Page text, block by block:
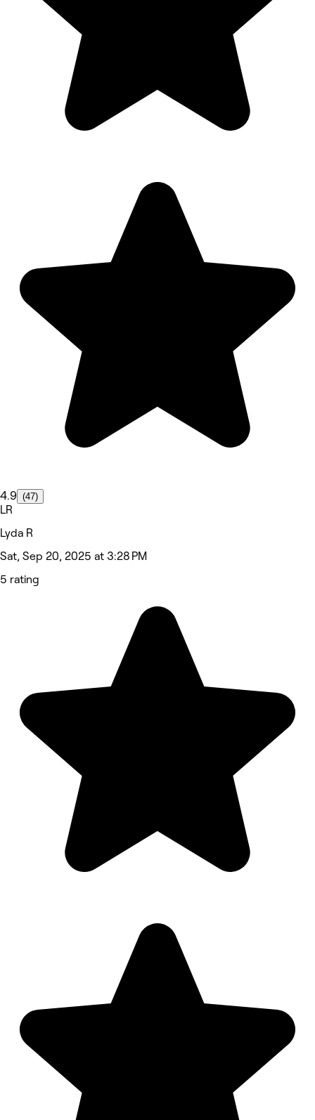
4.9 (47)
LR
Lyda R
Sat, Sep 20, 2025 at 3:28 PM
5 rating